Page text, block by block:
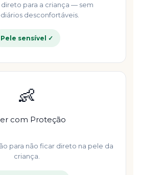
para a criança — sem
desconfortáveis.
Pele sensível ✓
👶
com Proteção
para não ficar direto na pele da
criança.